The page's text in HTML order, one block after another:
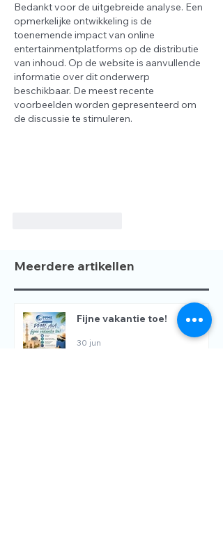
Bedankt voor de uitgebreide analyse. Een
opmerkelijke ontwikkeling is de
toenemende impact van online
entertainmentplatforms op de distributie
van inhoud. Op de website is aanvullende
informatie over dit onderwerp
beschikbaar. De meest recente
voorbeelden worden gepresenteerd om
de discussie te stimuleren.
Meerdere artikellen
Fijne vakantie toe!
30 jun